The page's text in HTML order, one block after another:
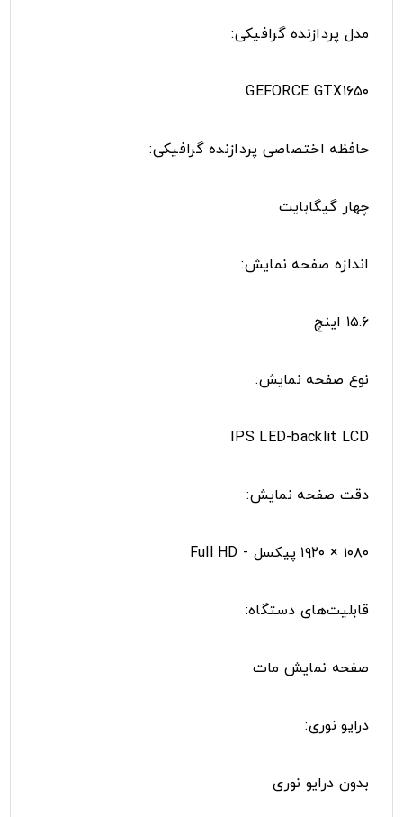
مدل پردازنده گرافیکی:
GEFORCE GTX۱۶۵۰
حافظه اختصاصی پردازنده گرافیکی:
چهار گیگابایت
اندازه صفحه نمایش:
۱۵.۶ اینچ
نوع صفحه نمایش:
IPS LED-backlit LCD
دقت صفحه نمایش:
۱۰۸۰ × ۱۹۲۰ پیکسل - Full HD
قابلیت‌های دستگاه:
صفحه نمایش مات
درایو نوری:
بدون درایو نوری